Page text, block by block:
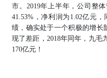
市。2019年上半年，公司整
41.53%，净利润为1.02亿元
绩，确实处于一个积极的增长
现了差距，2018年同年，九毛
170亿元！